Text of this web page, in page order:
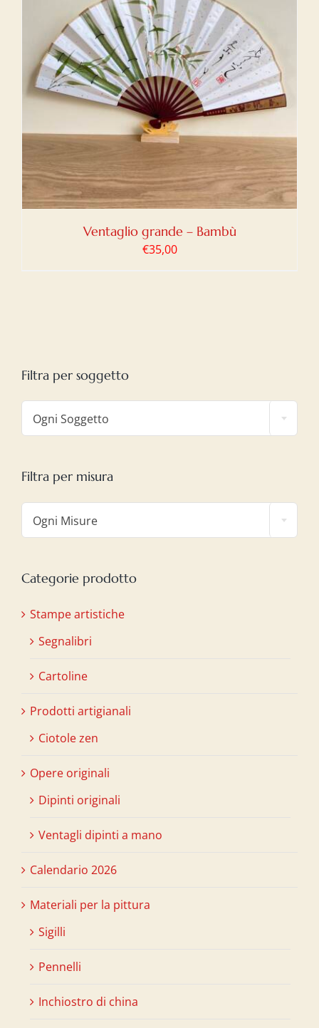
Ventaglio grande – Bambù
€35,00
Filtra per soggetto
Ogni Soggetto
Filtra per misura
Ogni Misure
Categorie prodotto
Stampe artistiche
Segnalibri
Cartoline
Prodotti artigianali
Ciotole zen
Opere originali
Dipinti originali
Ventagli dipinti a mano
Calendario 2026
Materiali per la pittura
Sigilli
Pennelli
Inchiostro di china